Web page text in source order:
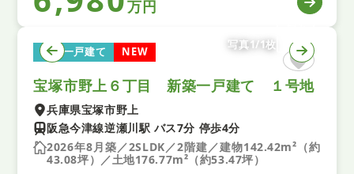
万円
新築一戸建て NEW
写真1/1枚
宝塚市野上６丁目 新築一戸建て １号地
兵庫県宝塚市野上
阪急今津線逆瀬川駅 バス7分 停歩4分
2026年8月築／2SLDK／2階建／建物142.42m²（約
43.08坪）／土地176.77m²（約53.47坪）